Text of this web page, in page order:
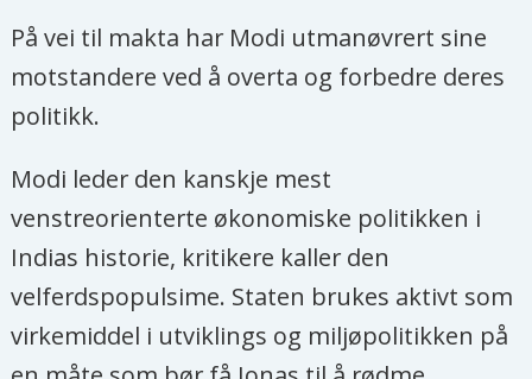
På vei til makta har Modi utmanøvrert sine
motstandere ved å overta og forbedre deres
politikk.
Modi leder den kanskje mest
venstreorienterte økonomiske politikken i
Indias historie, kritikere kaller den
velferdspopulsime. Staten brukes aktivt som
virkemiddel i utviklings og miljøpolitikken på